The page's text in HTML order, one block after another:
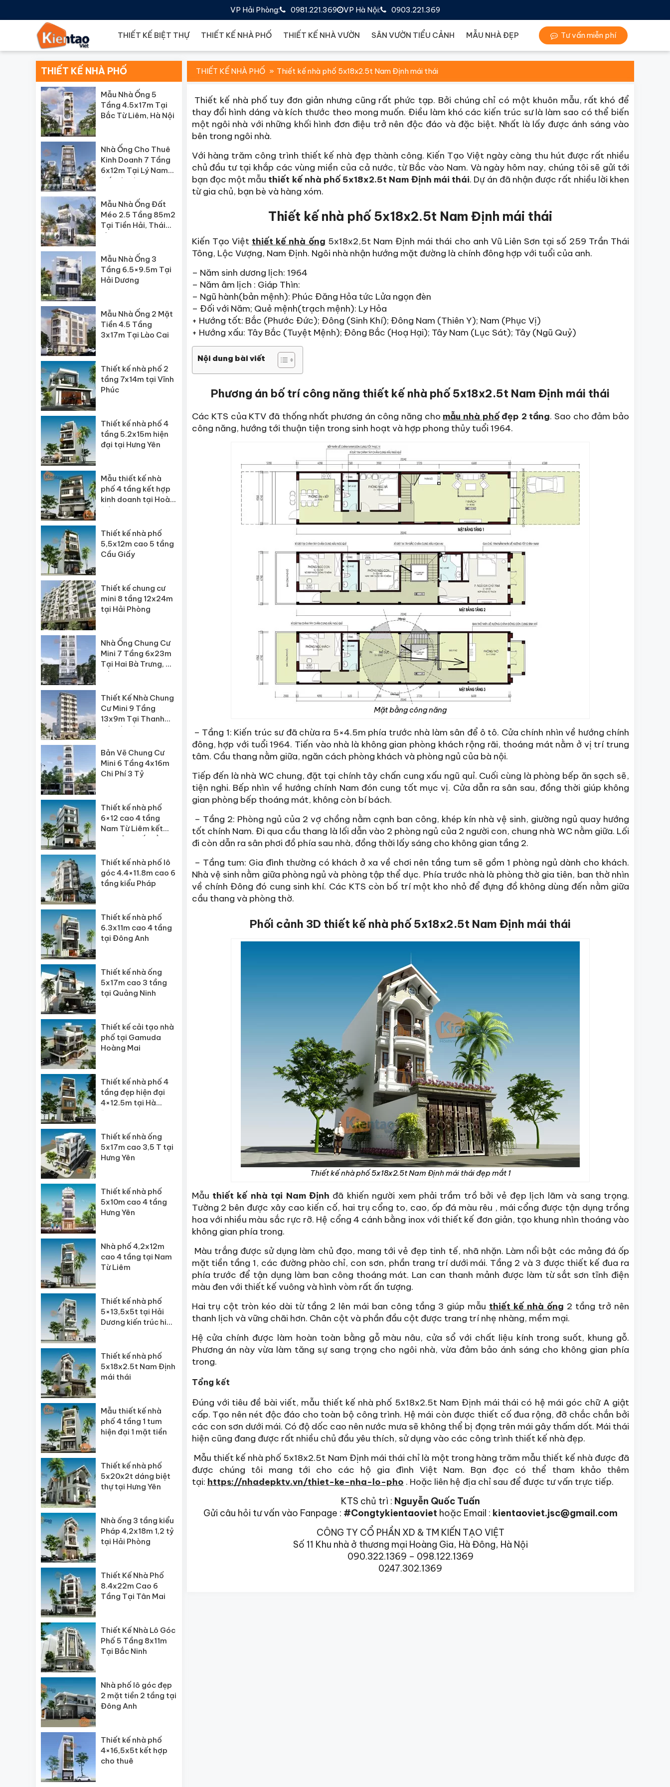
VP Hà Nội: 0903.221.369
VP Hải Phòng: 0981.221.369
THIẾT KẾ BIỆT THỰ THIẾT KẾ NHÀ PHỐ THIẾT KẾ NHÀ VƯỜN SÂN VƯỜN TIỂU CẢNH MẪU NHÀ ĐẸP Tư vấn miễn phí
THIẾT KẾ NHÀ PHỐ Thiết kế nhà phố 5x18x2.5t Nam Định mái thái
Thiết kế nhà phố tuy đơn giản nhưng cũng rất phức tạp. Bởi chúng chỉ có một khuôn mẫu, rất khó để
thay đổi hình dáng và kích thước theo mong muốn. Điều làm khó các kiến trúc sư là làm sao có thể biến
một ngôi nhà với những khối hình đơn điệu trở nên độc đáo và đặc biệt. Nhất là lấy được ánh sáng vào
bên trong ngôi nhà.
Với hàng trăm công trình thiết kế nhà đẹp thành công. Kiến Tạo Việt ngày càng thu hút được rất nhiều
chủ đầu tư tại khắp các vùng miền của cả nước, từ Bắc vào Nam. Và ngày hôm nay, chúng tôi sẽ gửi tới
bạn đọc một mẫu thiết kế nhà phố 5x18x2.5t Nam Định mái thái. Dự án đã nhận được rất nhiều lời khen
từ gia chủ, bạn bè và hàng xóm.
Thiết kế nhà phố 5x18x2.5t Nam Định mái thái
Kiến Tạo Việt thiết kế nhà ống 5x18x2,5t Nam Định mái thái cho anh Vũ Liên Sơn tại số 259 Trần Thái
Tông, Lộc Vượng, Nam Định. Ngôi nhà nhận hướng mặt đường là chính đông hợp với tuổi của anh.
– Năm sinh dương lịch: 1964
– Năm âm lịch : Giáp Thìn:
– Ngũ hành(bản mệnh): Phúc Đăng Hỏa tức Lửa ngọn đèn
– Đối với Năm; Quẻ mệnh(trạch mệnh): Ly Hỏa
+ Hướng tốt: Bắc (Phước Đức); Đông (Sinh Khí); Đông Nam (Thiên Y); Nam (Phục Vị)
+ Hướng xấu: Tây Bắc (Tuyệt Mệnh); Đông Bắc (Hoạ Hại); Tây Nam (Lục Sát); Tây (Ngũ Quỷ)
Nội dung bài viết
Phương án bố trí công năng thiết kế nhà phố 5x18x2.5t Nam Định mái thái
Các KTS của KTV đã thống nhất phương án công năng cho mẫu nhà phốđẹp 2 tầng. Sao cho đảm bảo
công năng, hướng tới thuận tiện trong sinh hoạt và hợp phong thủy tuổi 1964.
Mặt bằng công năng
– Tầng 1: Kiến trúc sư đã chừa ra 5×4.5m phía trước nhà làm sân để ô tô. Cửa chính nhìn về hướng chính
đông, hợp với tuổi 1964. Tiến vào nhà là không gian phòng khách rộng rãi, thoáng mát nằm ở vị trí trung
tâm. Cầu thang nằm giữa, ngăn cách phòng khách và phòng ngủ của bà nội.
Tiếp đến là nhà WC chung, đặt tại chính tây chấn cung xấu ngũ quỉ. Cuối cùng là phòng bếp ăn sạch sẽ,
tiện nghi. Bếp nhìn về hướng chính Nam đón cung tốt mục vị. Cửa dẫn ra sân sau, đồng thời giúp không
gian phòng bếp thoáng mát, không còn bí bách.
– Tầng 2: Phòng ngủ của 2 vợ chồng nằm cạnh ban công, khép kín nhà vệ sinh, giường ngủ quay hướng
tốt chính Nam. Đi qua cầu thang là lối dẫn vào 2 phòng ngủ của 2 người con, chung nhà WC nằm giữa. Lối
đi còn dẫn ra sân phơi đồ phía sau nhà, đồng thời lấy sáng cho không gian tầng 2.
– Tầng tum: Gia đình thường có khách ở xa về chơi nên tầng tum sẽ gồm 1 phòng ngủ dành cho khách.
Nhà vệ sinh nằm giữa phòng ngủ và phòng tập thể dục. Phía trước nhà là phòng thờ gia tiên, ban thờ nhìn
về chính Đông đó cung sinh khí. Các KTS còn bố trí một kho nhỏ để đựng đồ không dùng đến nằm giữa
cầu thang và phòng thờ.
Phối cảnh 3D thiết kế nhà phố 5x18x2.5t Nam Định mái thái
Thiết kế nhà phố 5x18x2.5t Nam Định mái thái đẹp mắt 1
Mẫu thiết kế nhà tại Nam Định đã khiến người xem phải trầm trồ bởi vẻ đẹp lịch lãm và sang trọng.
Tường 2 bên được xây cao kiến cố, hai trụ cổng to, cao, ốp đá màu rêu , mái cổng được tận dụng trồng
hoa với nhiều màu sắc rực rỡ. Hệ cổng 4 cánh bằng inox với thiết kế đơn giản, tạo khung nhìn thoáng vào
không gian phía trong.
Màu trắng được sử dụng làm chủ đạo, mang tới vẻ đẹp tinh tế, nhã nhặn. Làm nổi bật các mảng đá ốp
mặt tiền tầng 1, các đường phào chỉ, con sơn, phần trang trí dưới mái. Tầng 2 và 3 được thiết kế đua ra
phía trước để tận dụng làm ban công thoáng mát. Lan can thanh mảnh được làm từ sắt sơn tĩnh điện
màu đen với thiết kế vuông và hình vòm rất ấn tượng.
Hai trụ cột tròn kéo dài từ tầng 2 lên mái ban công tầng 3 giúp mẫu thiết kế nhà ống 2 tầng trở nên
thanh lịch và vững chãi hơn. Chân cột và phần đầu cột được trang trí nhẹ nhàng, mềm mại.
Hệ cửa chính được làm hoàn toàn bằng gỗ màu nâu, cửa sổ với chất liệu kính trong suốt, khung gỗ.
Phương án này vừa làm tăng sự sang trọng cho ngôi nhà, vừa đảm bảo ánh sáng cho không gian phía
trong.
Tổng kết
Đúng với tiêu đề bài viết, mẫu thiết kế nhà phố 5x18x2.5t Nam Định mái thái có hệ mái góc chữ A giật
cấp. Tạo nên nét độc đáo cho toàn bộ công trình. Hệ mái còn được thiết cố đua rộng, đỡ chắc chắn bởi
các con sơn dưới mái. Có độ dốc cao nên nước mưa sẽ không thể bị đọng trên mái gây thấm dốt. Mái thái
hiện cũng đang được rất nhiều chủ đầu yêu thích, sử dụng vào các công trình thiết kế nhà đẹp.
Mẫu thiết kế nhà phố 5x18x2.5t Nam Định mái thái chỉ là một trong hàng trăm mẫu thiết kế nhà được đã
được chúng tôi mang tới cho các hộ gia đình Việt Nam. Bạn đọc có thể tham khảo thêm
tại: https://nhadepktv.vn/thiet-ke-nha-lo-pho . Hoặc liên hệ địa chỉ sau để được tư vấn trực tiếp.
KTS chủ trì : Nguyễn Quốc Tuấn
Gửi câu hỏi tư vấn vào Fanpage : #Congtykientaoviet hoặc Email : kientaoviet.jsc@gmail.com
CÔNG TY CỔ PHẦN XD & TM KIẾN TẠO VIỆT
Số 11 Khu nhà ở thương mại Hoàng Gia, Hà Đông, Hà Nội
090.322.1369 – 098.122.1369
0247.302.1369
THIẾT KẾ NHÀ PHỐ
Mẫu Nhà Ống 5
Tầng 4.5x17m Tại
Bắc Từ Liêm, Hà Nội
Nhà Ống Cho Thuê
Kinh Doanh 7 Tầng
6x12m Tại Lý Nam
Đế, Hà Nội
Mẫu Nhà Ống Đất
Méo 2.5 Tầng 85m2
Tại Tiền Hải, Thái
Bình
Mẫu Nhà Ống 3
Tầng 6.5×9.5m Tại
Hải Dương
Mẫu Nhà Ống 2 Mặt
Tiền 4.5 Tầng
3x17m Tại Lào Cai
Thiết kế nhà phố 2
tầng 7x14m tại Vĩnh
Phúc
Thiết kế nhà phố 4
tầng 5.2x15m hiện
đại tại Hưng Yên
Mẫu thiết kế nhà
phố 4 tầng kết hợp
kinh doanh tại Hoài
Đức
Thiết kế nhà phố
5,5x12m cao 5 tầng
Cầu Giấy
Thiết kế chung cư
mini 8 tầng 12x24m
tại Hải Phòng
Nhà Ống Chung Cư
Mini 7 Tầng 6x23m
Tại Hai Bà Trưng, Hà
Nội
Thiết Kế Nhà Chung
Cư Mini 9 Tầng
13x9m Tại Thanh
Trì, Hà Nội
Bản Vẽ Chung Cư
Mini 6 Tầng 4x16m
Chi Phí 3 Tỷ
Thiết kế nhà phố
6×12 cao 4 tầng
Nam Từ Liêm kết
hợp sản xuất tầng 1
Thiết kế nhà phố lô
góc 4.4×11.8m cao 6
tầng kiểu Pháp
Thiết kế nhà phố
6.3x11m cao 4 tầng
tại Đông Anh
Thiết kế nhà ống
5x17m cao 3 tầng
tại Quảng Ninh
Thiết kế cải tạo nhà
phố tại Gamuda
Hoàng Mai
Thiết kế nhà phố 4
tầng đẹp hiện đại
4×12.5m tại Hà
Thiết kế nhà ống
5x17m cao 3,5 T tại
Hưng Yên
Thiết kế nhà phố
5x10m cao 4 tầng
Hưng Yên
Nhà phố 4,2x12m
cao 4 tầng tại Nam
Từ Liêm
Thiết kế nhà phố
5×13,5x5t tại Hải
Dương kiến trúc hiện
đại
Thiết kế nhà phố
5x18x2.5t Nam Định
mái thái
Mẫu thiết kế nhà
phố 4 tầng 1 tum
hiện đại 1 mặt tiền
Thiết kế nhà phố
5x20x2t dáng biệt
thự tại Hưng Yên
Nhà ống 3 tầng kiểu
Pháp 4,2x18m 1,2 tỷ
tại Hải Phòng
Thiết Kế Nhà Phố
8.4x22m Cao 6
Tầng Tại Tân Mai
Thiết Kế Nhà Lô Góc
Phố 5 Tầng 8x11m
Tại Bắc Ninh
Nhà phố lô góc đẹp
2 mặt tiền 2 tầng tại
Đông Anh
Thiết kế nhà phố
4×16,5x5t kết hợp
cho thuê